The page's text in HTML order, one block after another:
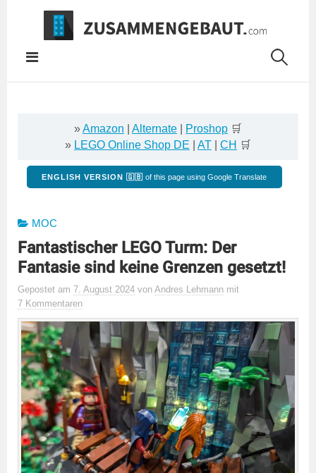
Springe
Inhalt
»Amazon Alternate Proshop 🛒
» LEGO Online Shop DE AT CH 🛒
ENGLISH VERSION 🇬🇧 of this page using Google Translate
MOC
Fantastischer LEGO Turm: Der
Fantasie sind keine Grenzen gesetzt!
Gepostet am 7. August 2024 von Andres Lehmann mit
7 Kommentaren